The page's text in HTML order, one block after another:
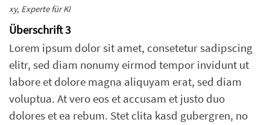
xy, Experte für KI
Überschrift 3
Lorem ipsum dolor sit amet, consetetur sadipscing
elitr, sed diam nonumy eirmod tempor invidunt ut
labore et dolore magna aliquyam erat, sed diam
voluptua. At vero eos et accusam et justo duo
dolores et ea rebum. Stet clita kasd gubergren, no